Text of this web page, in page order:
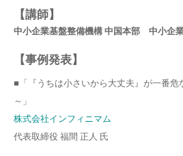
【講師】
中小企業基盤整備機構 中国本部 中小企
【事例発表】
■「『うちは小さいから大丈夫』が一番危
～」
株式会社インフィニマム
代表取締役 福間 正人 氏